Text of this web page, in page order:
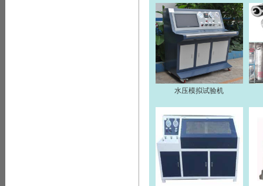
水压模拟试验机